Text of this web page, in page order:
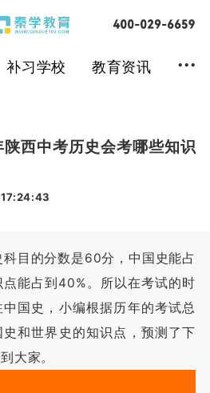
补习学校 教育资讯 ...
西中考历史会考哪些知识
的分数是60分，中国史能占
能占到40%。所以在考试的时
国史，小编根据历年的考试总
和世界史的知识点，预测了下
大家。